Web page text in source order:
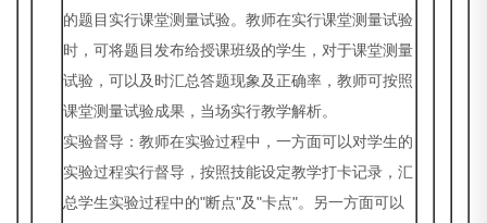
的题目实行课堂测量试验。教师在实行课堂测量试验
时，可将题目发布给授课班级的学生，对于课堂测量
试验，可以及时汇总答题现象及正确率，教师可按照
课堂测量试验成果，当场实行教学解析。
实验督导：教师在实验过程中，一方面可以对学生的
实验过程实行督导，按照技能设定教学打卡记录，汇
总学生实验过程中的"断点"及"卡点"。另一方面可以